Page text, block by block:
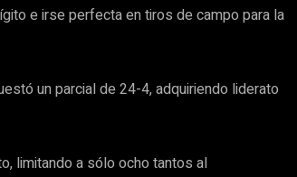
e irse perfecta en tiros de campo para la
un parcial de 24-4, adquiriendo liderato
limitando a sólo ocho tantos al